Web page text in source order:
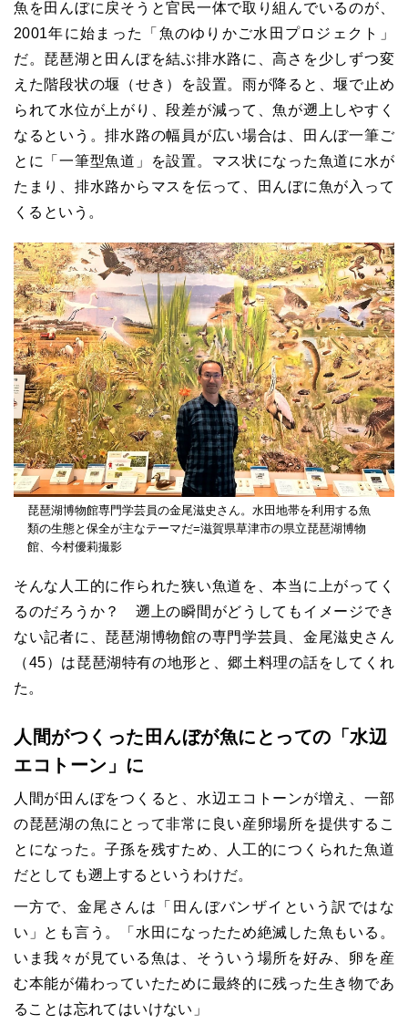
魚を田んぼに戻そうと官民一体で取り組んでいるのが、
2001年に始まった「魚のゆりかご水田プロジェクト」
だ。琵琶湖と田んぼを結ぶ排水路に、高さを少しずつ変
えた階段状の堰（せき）を設置。雨が降ると、堰で止め
られて水位が上がり、段差が減って、魚が遡上しやすく
なるという。排水路の幅員が広い場合は、田んぼ一筆ご
とに「一筆型魚道」を設置。マス状になった魚道に水が
たまり、排水路からマスを伝って、田んぼに魚が入って
くるという。
琵琶湖博物館専門学芸員の金尾滋史さん。水田地帯を利用する魚
類の生態と保全が主なテーマだ=滋賀県草津市の県立琵琶湖博物
館、今村優莉撮影
そんな人工的に作られた狭い魚道を、本当に上がってく
るのだろうか？ 遡上の瞬間がどうしてもイメージでき
ない記者に、琵琶湖博物館の専門学芸員、金尾滋史さん
（45）は琵琶湖特有の地形と、郷土料理の話をしてくれ
た。
人間がつくった田んぼが魚にとっての「水辺
エコトーン」に
人間が田んぼをつくると、水辺エコトーンが増え、一部
の琵琶湖の魚にとって非常に良い産卵場所を提供するこ
とになった。子孫を残すため、人工的につくられた魚道
だとしても遡上するというわけだ。
一方で、金尾さんは「田んぼバンザイという訳ではな
い」とも言う。「水田になったため絶滅した魚もいる。
いま我々が見ている魚は、そういう場所を好み、卵を産
む本能が備わっていたために最終的に残った生き物であ
ることは忘れてはいけない」